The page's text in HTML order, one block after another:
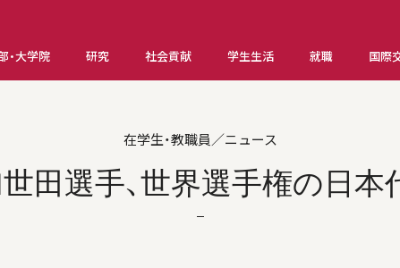
・大学院 研究 社会貢献 学生生活 就職 国際
在学生・教職員／ニュース
田選手、世界選手権の日本